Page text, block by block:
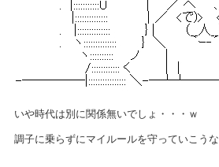
いや時代は別に関係無いでしょ・・・ｗ
調子に乗らずにマイルールを守っていこうな